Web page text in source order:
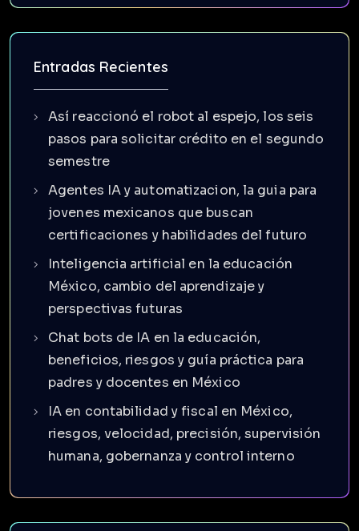
Entradas Recientes
Así reaccionó el robot al espejo, los seis
pasos para solicitar crédito en el segundo
semestre
Agentes IA y automatizacion, la guia para
jovenes mexicanos que buscan
certificaciones y habilidades del futuro
Inteligencia artificial en la educación
México, cambio del aprendizaje y
perspectivas futuras
Chat bots de IA en la educación,
beneficios, riesgos y guía práctica para
padres y docentes en México
IA en contabilidad y fiscal en México,
riesgos, velocidad, precisión, supervisión
humana, gobernanza y control interno